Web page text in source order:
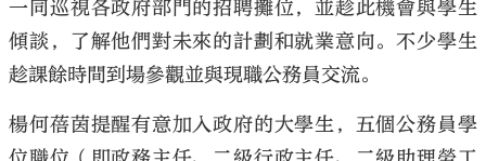
一同巡視各政府部門的招聘攤位，並趁此機會與學生
傾談，了解他們對未來的計劃和就業意向。不少學生
趁課餘時間到場參觀並與現職公務員交流。
楊何蓓茵提醒有意加入政府的大學生，五個公務員學